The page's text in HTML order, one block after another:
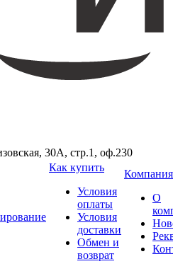
30А, стр.1, оф.230
Как купить
Условия
оплаты
Условия
доставки
Обмен и
возврат
Компания
О